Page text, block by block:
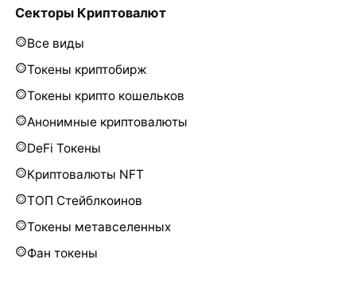
Секторы Криптовалют
Все виды
Токены криптобирж
Токены крипто кошельков
Анонимные криптовалюты
DeFi Токены
Криптовалюты NFT
ТОП Стейблкоинов
Токены метавселенных
Фан токены